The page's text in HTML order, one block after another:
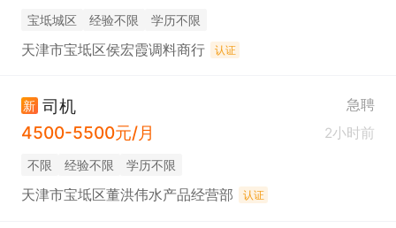
宝坻城区 经验不限 学历不限
天津市宝坻区侯宏霞调料商行 认证
新 司机 急聘
4500-5500元/月 2小时前
不限 经验不限 学历不限
天津市宝坻区董洪伟水产品经营部 认证